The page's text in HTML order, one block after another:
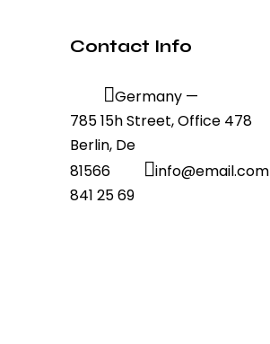
Contact Info
Germany —
785 15h Street, Office 478
Berlin, De
81566
info@email.com
841 25 69